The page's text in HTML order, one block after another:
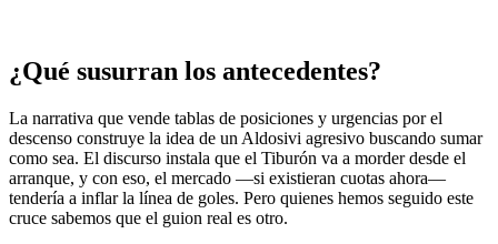
¿Qué susurran los antecedentes?
La narrativa que vende tablas de posiciones y urgencias por el
descenso construye la idea de un Aldosivi agresivo buscando sumar
como sea. El discurso instala que el Tiburón va a morder desde el
arranque, y con eso, el mercado —si existieran cuotas ahora—
tendería a inflar la línea de goles. Pero quienes hemos seguido este
cruce sabemos que el guion real es otro.